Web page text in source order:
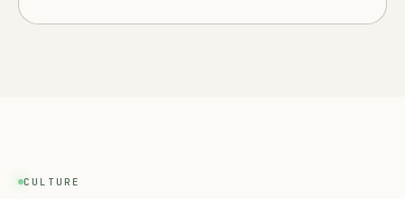
CULTURE